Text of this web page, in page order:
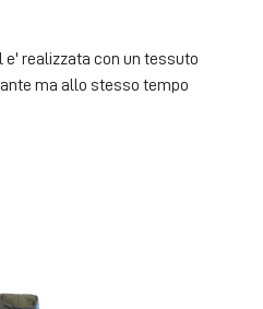
e' realizzata con un tessuto
ma allo stesso tempo